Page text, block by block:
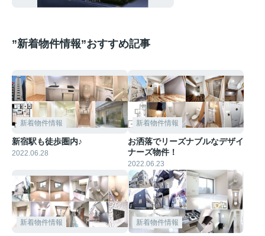
”新着物件情報”おすすめ記事
新着物件情報
新宿駅も徒歩圏内♪
2022.06.28
新着物件情報
お洒落でリーズナブルなデザイ
ナーズ物件！
2022.06.23
新着物件情報 新着物件情報